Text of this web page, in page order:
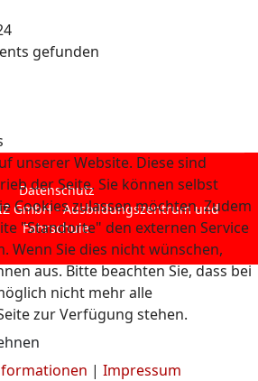
gefunden
Datenschutz
GmbH - Ausbildungszentrum und
Fahrschule
unserer Website. Diese sind
der Seite. Sie können selbst
Cookies zulassen möchten. Zudem
"Standorte" den externen Service
Wenn Sie dies nicht wünschen,
aus. Bitte beachten Sie, dass bei
nicht mehr alle
zur Verfügung stehen.
| Impressum